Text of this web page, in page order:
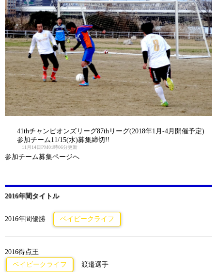
41thチャンピオンズリーグ87thリーグ(2018年1月-4月開催予定)
参加チーム11/15(水)募集締切!!
11月14日PM01時06分更新
参加チーム募集ページへ
2016年間タイトル
2016年間優勝 ベイビークライフ
2016得点王
ベイビークライフ
渡邉選手